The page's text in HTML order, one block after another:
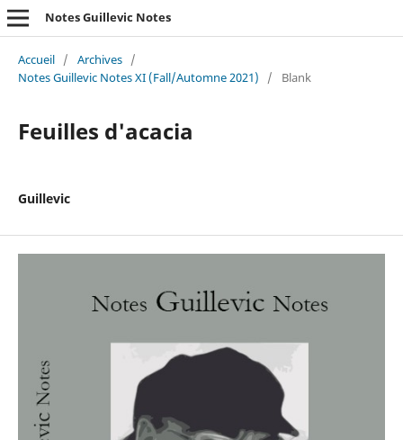
Notes Guillevic Notes
Accueil / Archives /
Notes Guillevic Notes XI (Fall/Automne 2021)
/ Blank
Feuilles d'acacia
Guillevic